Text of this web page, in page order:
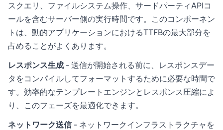
スクエリ、ファイルシステム操作、サードパーティAPIコ
ールを含むサーバー側の実行時間です。このコンポーネン
トは、動的アプリケーションにおけるTTFBの最大部分を
占めることがよくあります。
レスポンス生成 - 送信が開始される前に、レスポンスデー
タをコンパイルしてフォーマットするために必要な時間で
す。効率的なテンプレートエンジンとレスポンス圧縮によ
り、このフェーズを最適化できます。
ネットワーク送信- ネットワークインフラストラクチャを